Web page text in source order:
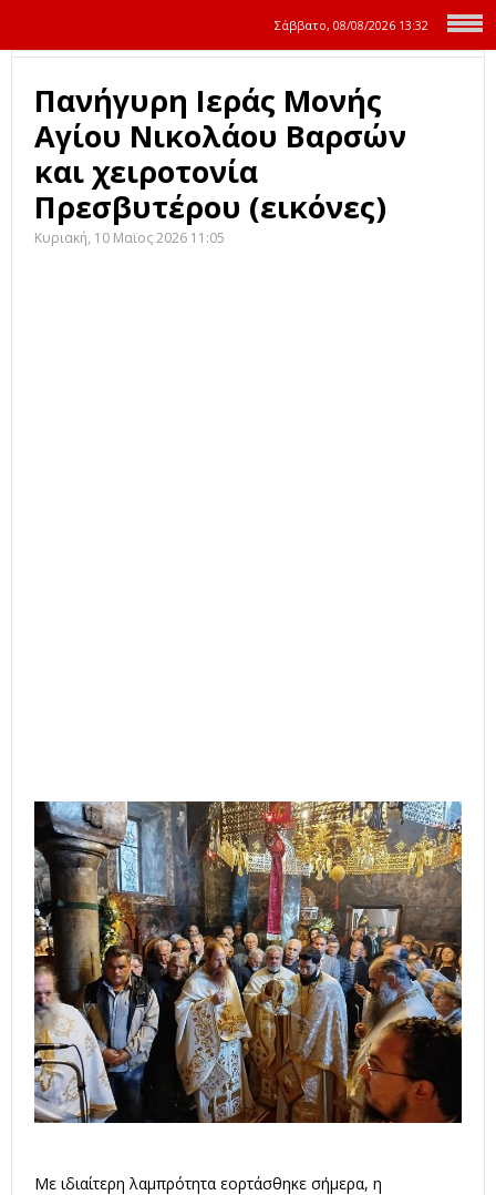
Σάββατο, 08/08/2026 13:32
Πανήγυρη Ιεράς Μονής
Αγίου Νικολάου Βαρσών
και χειροτονία
Πρεσβυτέρου (εικόνες)
Κυριακή, 10 Μαϊος 2026 11:05
Με ιδιαίτερη λαμπρότητα εορτάσθηκε σήμερα, η